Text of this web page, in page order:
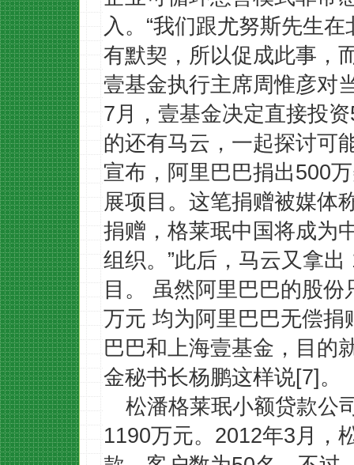
入。 “我们跟尤努斯先生
有默契，所以促成此事，
壹基金执行主席周惟彦对
7月，壹基金决定直接投
的还有马云，一起探讨可
宣布，阿里巴巴捐出500
展项目。这笔捐赠被媒体
捐赠，格莱珉中国将成为
组织。”此后，马云又拿
目。 虽然阿里巴巴的股
万元 均为阿里巴巴无偿捐
巴巴和上海壹基金，目的
金秘书长杨鹏这样说[7]。
松潘格莱珉小额贷款公
1190万元。 2012年3月，